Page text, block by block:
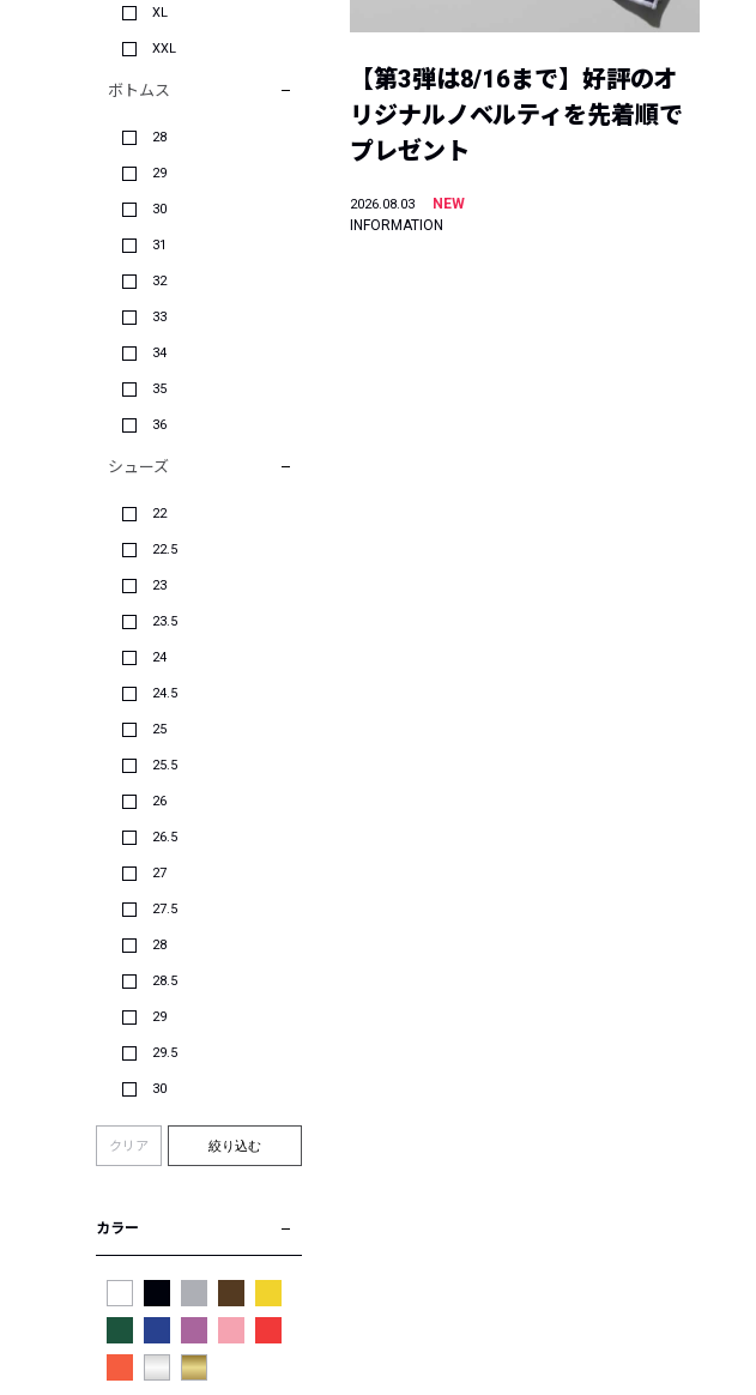
XL
XXL
ボトムス
28
29
30
31
32
33
34
35
36
シューズ
22
22.5
23
23.5
24
24.5
25
25.5
26
26.5
27
27.5
28
28.5
29
29.5
30
クリア 絞り込む
カラー
【第3弾は8/16まで】好評のオ
リジナルノベルティを先着順で
プレゼント
2026.08.03
NEW
INFORMATION